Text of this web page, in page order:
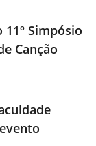
Simpósio
Canção